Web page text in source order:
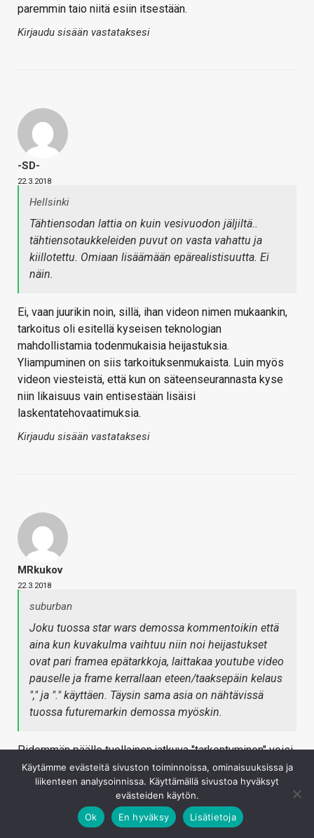
paremmin taio niitä esiin itsestään.
Kirjaudu sisään vastataksesi
-SD-
22.3.2018
Hellsinki
Tähtiensodan lattia on kuin vesivuodon jäljiltä..
tähtiensotaukkeleiden puvut on vasta vahattu ja
kiillotettu. Omiaan lisäämään epärealistisuutta. Ei
näin.
Ei, vaan juurikin noin, sillä, ihan videon nimen mukaankin,
tarkoitus oli esitellä kyseisen teknologian
mahdollistamia todenmukaisia heijastuksia.
Yliampuminen on siis tarkoituksenmukaista. Luin myös
videon viesteistä, että kun on säteenseurannasta kyse
niin likaisuus vain entisestään lisäisi
laskentatehovaatimuksia.
Kirjaudu sisään vastataksesi
MRkukov
22.3.2018
suburban
Joku tuossa star wars demossa kommentoikin että
aina kun kuvakulma vaihtuu niin noi heijastukset
ovat pari framea epätarkkoja, laittakaa youtube video
pauselle ja frame kerrallaan eteen/taaksepäin kelaus
"," ja "." käyttäen. Täysin sama asia on nähtävissä
tuossa futuremarkin demossa myöskin.
Pidemmän päälle tuollainen jatkuva "tarkentuminen" voisi
alkaa häiritä. Ei sillä, hyvä että tulee uutta teknologiaa,
mutta ei se nyt ihan tätä päivää vielä ole. Eikä ihan
Kirjaudu sisään vastataksesi
Käytämme evästeitä sivuston toiminnoissa, ominaisuuksissa ja
liikenteen analysoinnissa. Käyttämällä sivustoa hyväksyt
evästeiden käytön.
Ok
En hyväksy Lisätietoja